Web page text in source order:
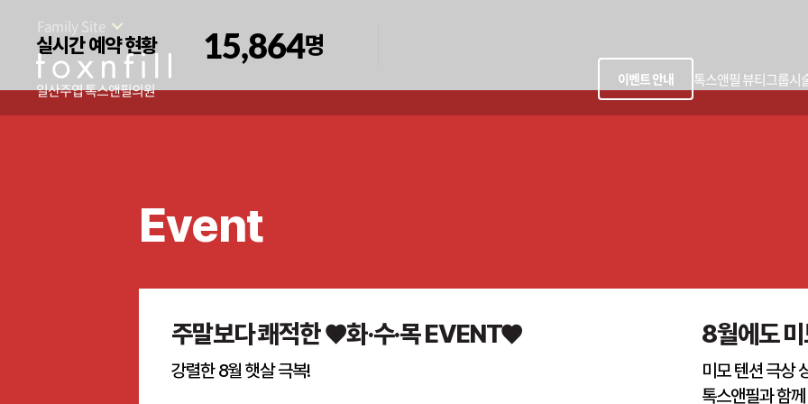
Family Site
일산주엽 톡스앤필의원
이벤트 안내 톡스앤필 뷰티그룹시
실시간 예약 현황 15,864명
Event
주말보다 쾌적한 ♥화·수·목 EVENT♥
강렬한 8월 햇살 극복!
8월에도
미모 텐션 극상
톡스앤필과 함